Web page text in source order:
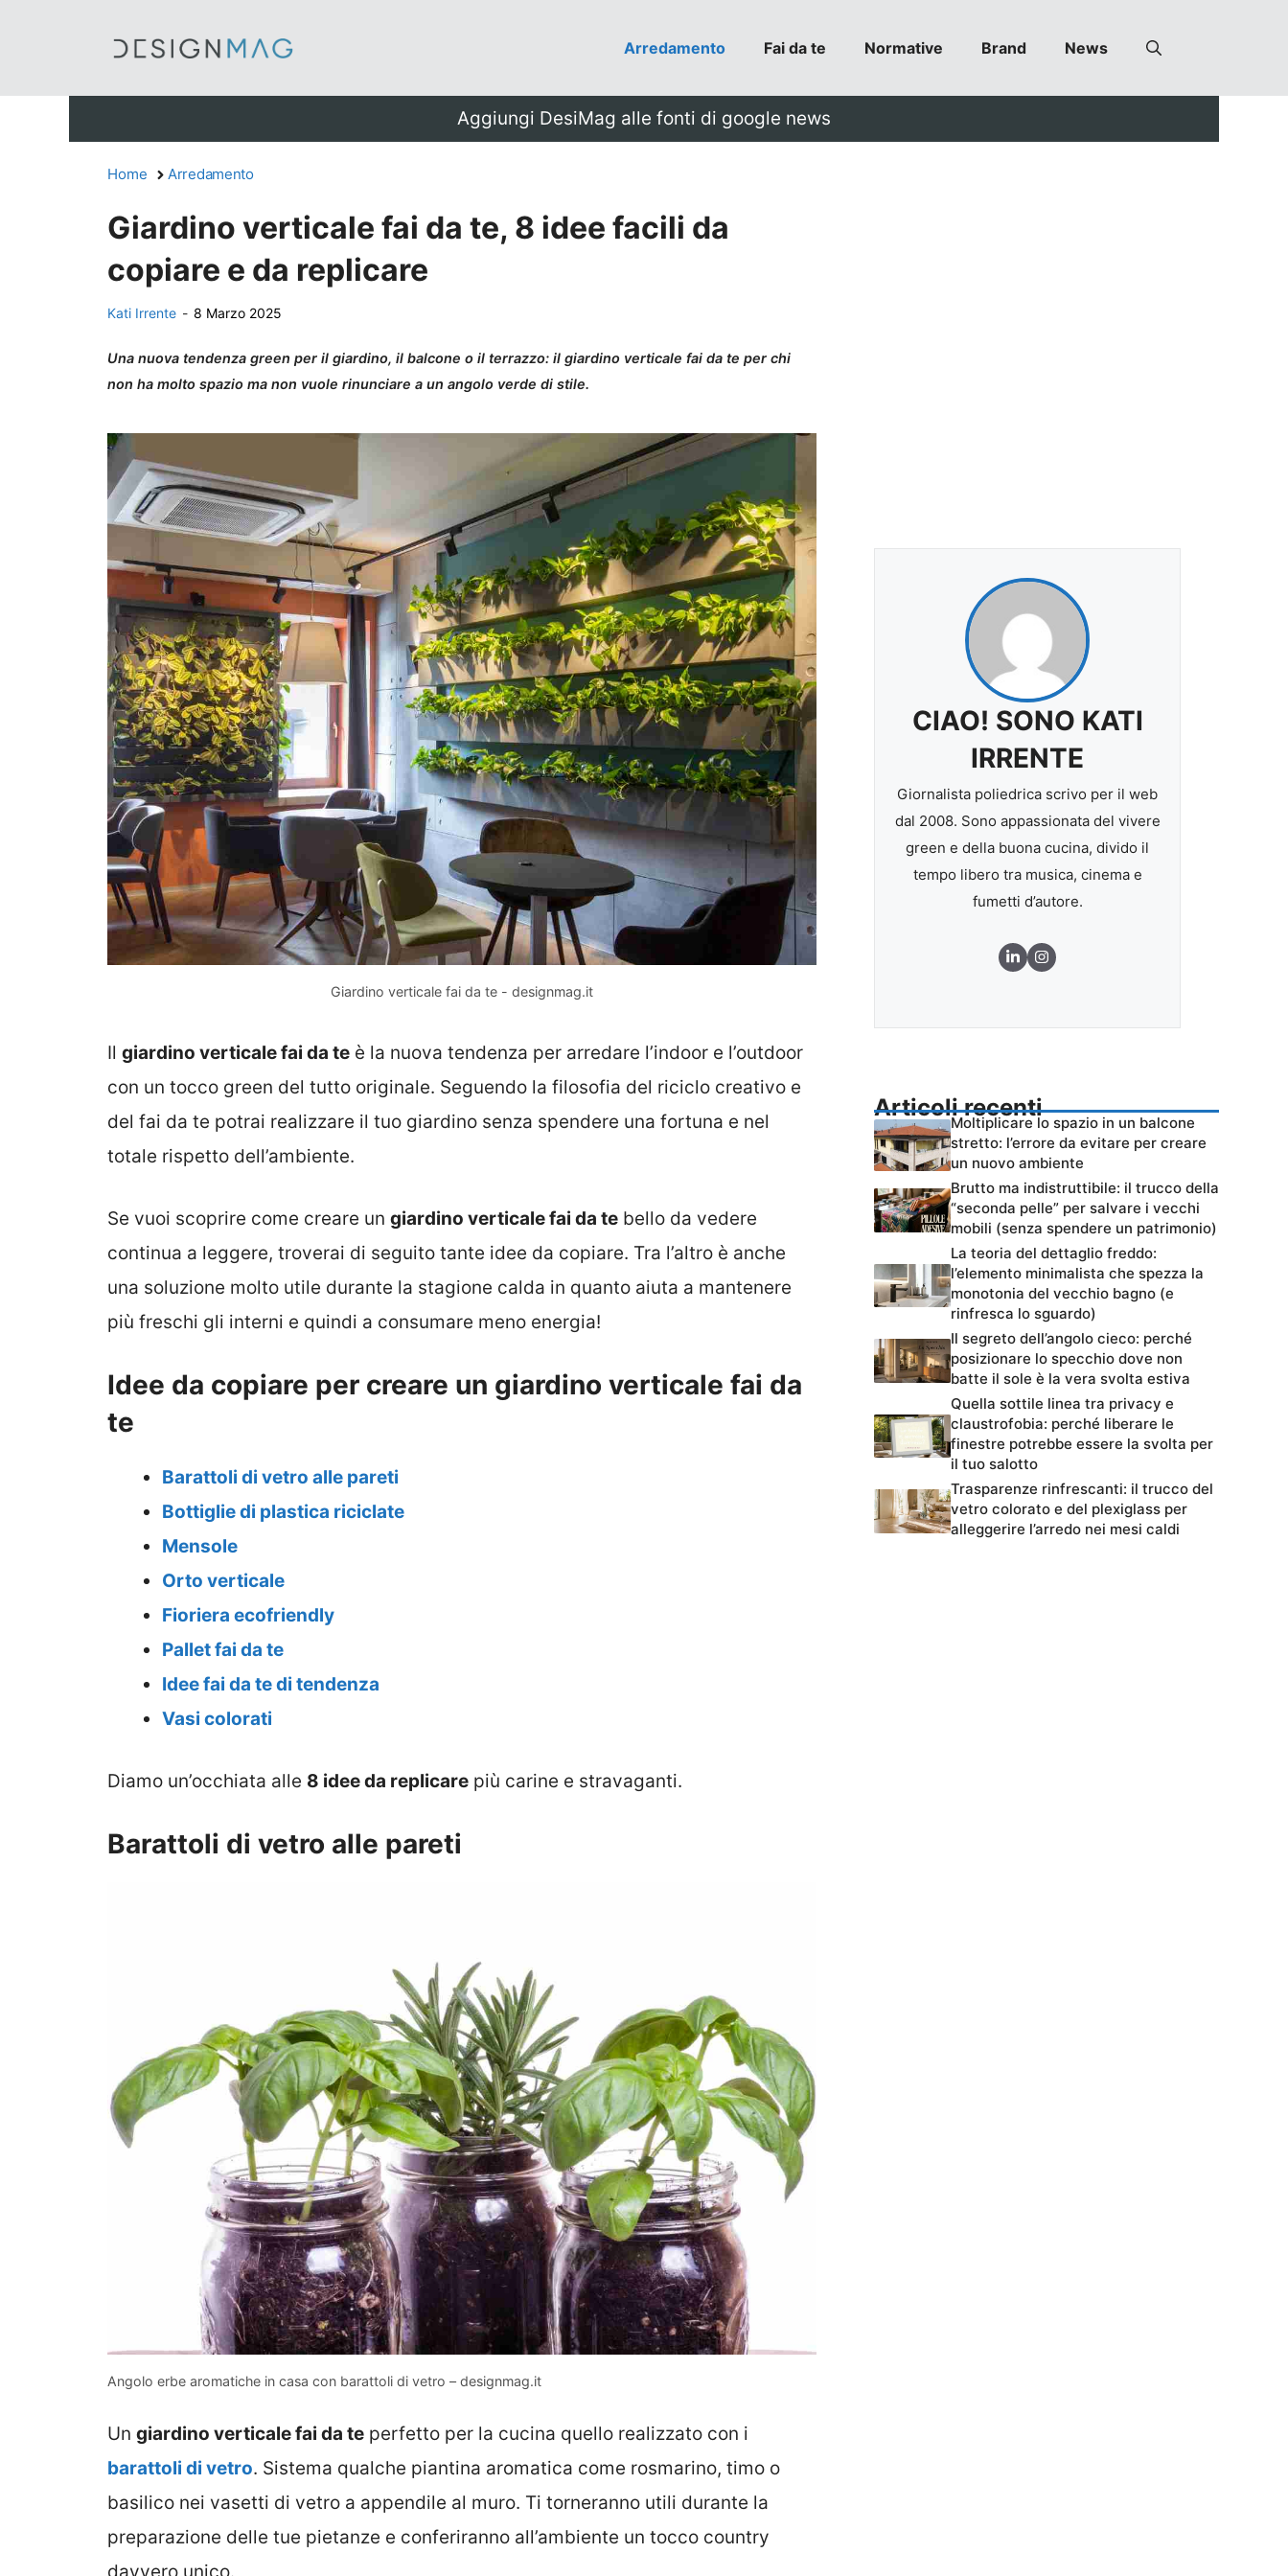
Arredamento Fai da te Normative Brand News
Aggiungi DesiMag alle fonti di google news
Home Arredamento
Giardino verticale fai da te, 8 idee facili da
copiare e da replicare
Kati Irrente - 8 Marzo 2025
Una nuova tendenza green per il giardino, il balcone o il terrazzo: il giardino verticale fai da te per chi
non ha molto spazio ma non vuole rinunciare a un angolo verde di stile.
Giardino verticale fai da te - designmag.it
Il giardino verticale fai da te è la nuova tendenza per arredare l’indoor e l’outdoor
con un tocco green del tutto originale. Seguendo la filosofia del riciclo creativo e
del fai da te potrai realizzare il tuo giardino senza spendere una fortuna e nel
totale rispetto dell’ambiente.
Se vuoi scoprire come creare un giardino verticale fai da te bello da vedere
continua a leggere, troverai di seguito tante idee da copiare. Tra l’altro è anche
una soluzione molto utile durante la stagione calda in quanto aiuta a mantenere
più freschi gli interni e quindi a consumare meno energia!
Idee da copiare per creare un giardino verticale fai da
te
Barattoli di vetro alle pareti
Bottiglie di plastica riciclate
Mensole
Orto verticale
Fioriera ecofriendly
Pallet fai da te
Idee fai da te di tendenza
Vasi colorati
Diamo un’occhiata alle 8 idee da replicare più carine e stravaganti.
Barattoli di vetro alle pareti
Angolo erbe aromatiche in casa con barattoli di vetro – designmag.it
Un giardino verticale fai da te perfetto per la cucina quello realizzato con i
barattoli di vetro. Sistema qualche piantina aromatica come rosmarino, timo o
basilico nei vasetti di vetro a appendile al muro. Ti torneranno utili durante la
preparazione delle tue pietanze e conferiranno all’ambiente un tocco country
davvero unico.
CIAO! SONO KATI
IRRENTE
Giornalista poliedrica scrivo per il web
dal 2008. Sono appassionata del vivere
green e della buona cucina, divido il
tempo libero tra musica, cinema e
fumetti d’autore.
Articoli recenti
Moltiplicare lo spazio in un balcone
stretto: l’errore da evitare per creare
un nuovo ambiente
Brutto ma indistruttibile: il trucco della
“seconda pelle” per salvare i vecchi
mobili (senza spendere un patrimonio)
La teoria del dettaglio freddo:
l’elemento minimalista che spezza la
monotonia del vecchio bagno (e
rinfresca lo sguardo)
Il segreto dell’angolo cieco: perché
posizionare lo specchio dove non
batte il sole è la vera svolta estiva
Quella sottile linea tra privacy e
claustrofobia: perché liberare le
finestre potrebbe essere la svolta per
il tuo salotto
Trasparenze rinfrescanti: il trucco del
vetro colorato e del plexiglass per
alleggerire l’arredo nei mesi caldi